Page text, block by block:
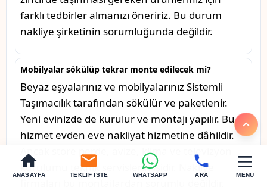
ANASAYFA TEKLIF İSTE WHATSAPP ARA MENÜ
farklı tedbirler almanızı öneririz. Bu durum
nakliye şirketinin sorumluğunda değildir.
Mobilyalar sökülüp tekrar monte edilecek mi?
Beyaz eşyalarınız ve mobilyalarınız Sistemli
Taşımacılık tarafından sökülür ve paketlenir.
Yeni evinizde de kurulur ve montajı yapılır. Bu
hizmet evden eve nakliyat hizmetine dâhildir.
Ancak store perde, avize, klima ve televizyon
kurulumu teknik servislerin işidir. Nakliye